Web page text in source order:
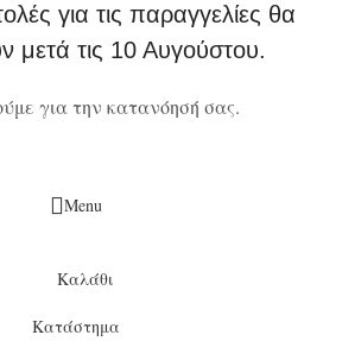
για τις παραγγελίες θα
μετά τις 10 Αυγούστου.
για την κατανόησή σας.
Menu
Καλάθι
Κατάστημα